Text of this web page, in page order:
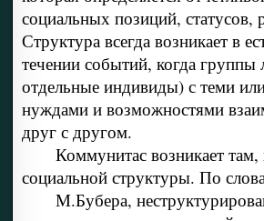
социальных позиций, статусов,
Структура всегда возникает в
течении событий, когда группы
отдельные индивиды) с теми
нуждами и возможностями
друг с другом.
Коммунитас возникает там,
социальной структуры. По
М.Бубера,